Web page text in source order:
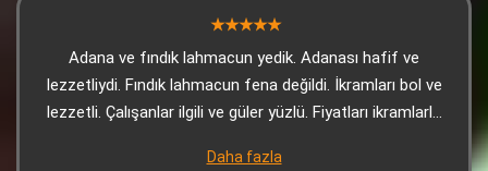
Adana ve fındık lahmacun yedik. Adanası hafif ve
lezzetliydi. Fındık lahmacun fena değildi. İkramları bol ve
lezzetli. Çalışanlar ilgili ve güler yüzlü. Fiyatları ikramlarla
Daha fazla